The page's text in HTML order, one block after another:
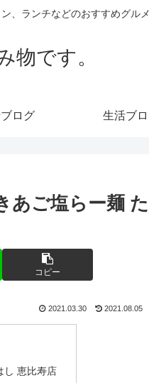
、ランチなどのおすすめグル
物です。
ログ 生活ブ
あご塩らー麺 た
コピー
2021.03.30 2021.08.05
し 恵比寿店